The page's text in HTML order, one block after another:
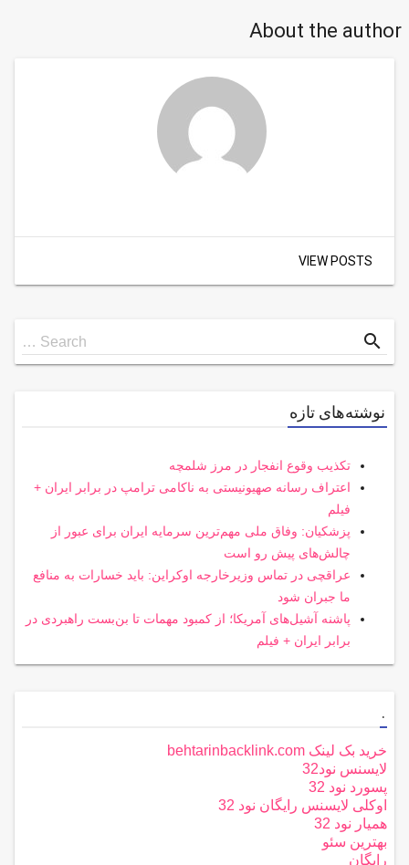
About the author
VIEW POSTS
Search
for
Search … search
نوشته‌های تازه
تکذیب وقوع انفجار در مرز شلمچه
اعتراف رسانه صهیونیستی به ناکامی ترامپ در برابر ایران +
فیلم
پزشکیان: وفاق ملی مهم‌ترین سرمایه ایران برای عبور از
چالش‌های پیش رو است
عراقچی در تماس وزیرخارجه اوکراین: باید خسارات به منافع
ما جبران شود
پاشنه آشیل‌های آمریکا؛ از کمبود مهمات تا بن‌بست راهبردی در
برابر ایران + فیلم
.
خرید بک لینک behtarinbacklink.com
لایسنس نود32
پسورد نود 32
اوکلی لایسنس رایگان نود 32
همیار نود 32
بهترین سئو
رایگان